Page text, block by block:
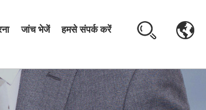
जांच भेजें हमसे संपर्क करें